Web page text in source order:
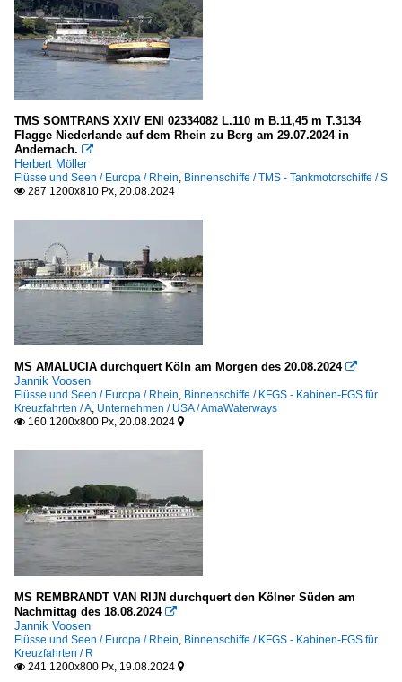
TMS SOMTRANS XXIV ENI 02334082 L.110 m B.11,45 m T.3134
Flagge Niederlande auf dem Rhein zu Berg am 29.07.2024 in
Andernach. 
Herbert Möller
Flüsse und Seen / Europa / Rhein, Binnenschiffe / TMS - Tankmotorschiffe / S
 287 1200x810 Px, 20.08.2024
MS AMALUCIA durchquert Köln am Morgen des 20.08.2024 
Jannik Voosen
Flüsse und Seen / Europa / Rhein, Binnenschiffe / KFGS - Kabinen-FGS für
Kreuzfahrten / A, Unternehmen / USA / AmaWaterways
 160 1200x800 Px, 20.08.2024 
MS REMBRANDT VAN RIJN durchquert den Kölner Süden am
Nachmittag des 18.08.2024 
Jannik Voosen
Flüsse und Seen / Europa / Rhein, Binnenschiffe / KFGS - Kabinen-FGS für
Kreuzfahrten / R
 241 1200x800 Px, 19.08.2024 